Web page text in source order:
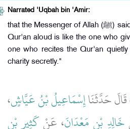
Narrated 'Uqbah bin 'Amir:
that the Messenger of Allah (ﷺ) said: "The one who recites the
Qur'an aloud is like the one who
one who recites the Qur'an
charity secretly."
قَالَ حَدَّثَنَاإِسْمَاعِيلُ بْنُ عَيَّاشٍ،
خَالِدِ بْنِ مَعْدَانَ، عَنْكَثِيرِ بْنِ